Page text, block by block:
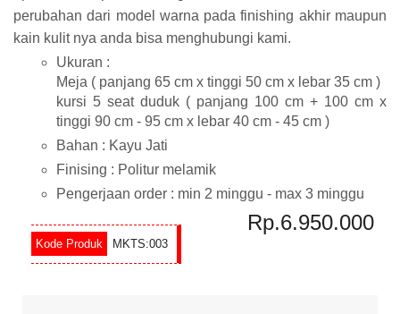
perubahan dari model warna pada finishing akhir maupun
kain kulit nya anda bisa menghubungi kami.
Ukuran :
Meja ( panjang 65 cm x tinggi 50 cm x lebar 35 cm )
kursi 5 seat duduk ( panjang 100 cm + 100 cm x
tinggi 90 cm - 95 cm x lebar 40 cm - 45 cm )
Bahan : Kayu Jati
Finising : Politur melamik
Pengerjaan order : min 2 minggu - max 3 minggu
MKTS:003
Rp.6.950.000